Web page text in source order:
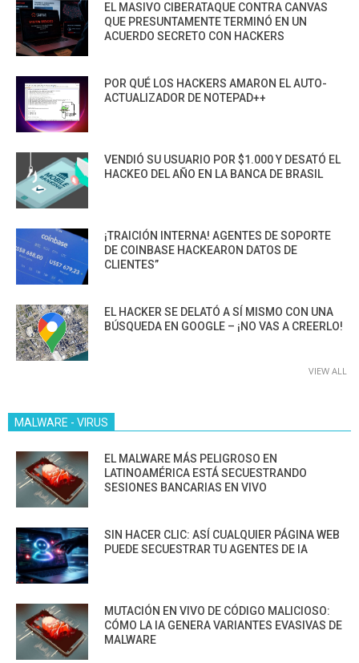
EL MASIVO CIBERATAQUE CONTRA CANVAS
QUE PRESUNTAMENTE TERMINÓ EN UN
ACUERDO SECRETO CON HACKERS
POR QUÉ LOS HACKERS AMARON EL AUTO-
ACTUALIZADOR DE NOTEPAD++
VENDIÓ SU USUARIO POR $1.000 Y DESATÓ EL
HACKEO DEL AÑO EN LA BANCA DE BRASIL
¡TRAICIÓN INTERNA! AGENTES DE SOPORTE
DE COINBASE HACKEARON DATOS DE
CLIENTES”
EL HACKER SE DELATÓ A SÍ MISMO CON UNA
BÚSQUEDA EN GOOGLE – ¡NO VAS A CREERLO!
VIEW ALL
MALWARE - VIRUS
EL MALWARE MÁS PELIGROSO EN
LATINOAMÉRICA ESTÁ SECUESTRANDO
SESIONES BANCARIAS EN VIVO
SIN HACER CLIC: ASÍ CUALQUIER PÁGINA WEB
PUEDE SECUESTRAR TU AGENTES DE IA
MUTACIÓN EN VIVO DE CÓDIGO MALICIOSO:
CÓMO LA IA GENERA VARIANTES EVASIVAS DE
MALWARE